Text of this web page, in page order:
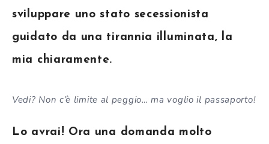
sviluppare uno stato secessionista
guidato da una tirannia illuminata, la
mia chiaramente.
Vedi? Non c’è limite al peggio… ma voglio il passaporto!
Lo avrai! Ora una domanda molto